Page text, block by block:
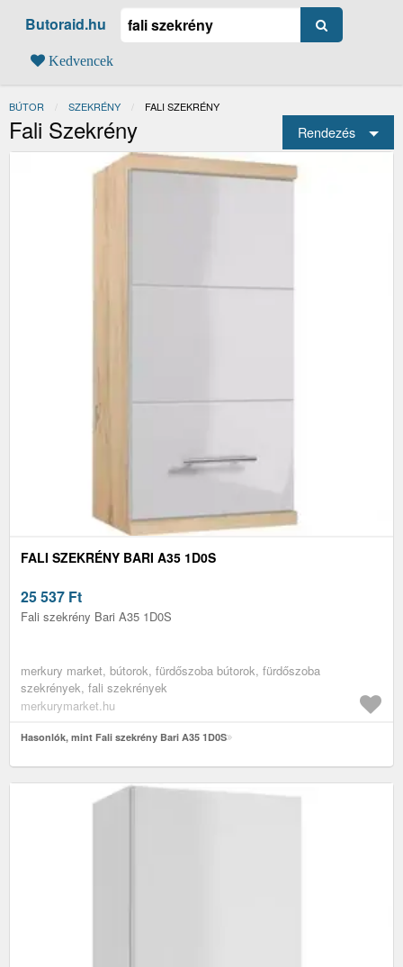
Butoraid.hu
Kedvencek
BÚTOR SZEKRÉNY JELENLEGI:
FALI SZEKRÉNY
Fali Szekrény Rendezés
FALI SZEKRÉNY BARI A35 1D0S
25 537 Ft
Fali szekrény Bari A35 1D0S
merkury market, bútorok, fürdőszoba bútorok, fürdőszoba
szekrények, fali szekrények
merkurymarket.hu
Hasonlók, mint Fali szekrény Bari A35 1D0S